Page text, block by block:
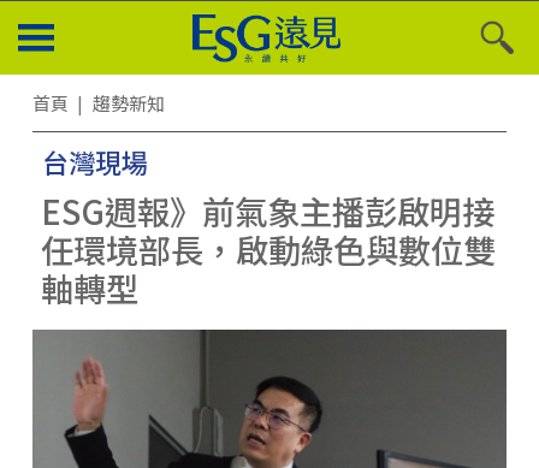
首頁 趨勢新知
台灣現場
ESG週報》前氣象主播彭啟明接
任環境部長，啟動綠色與數位雙
軸轉型